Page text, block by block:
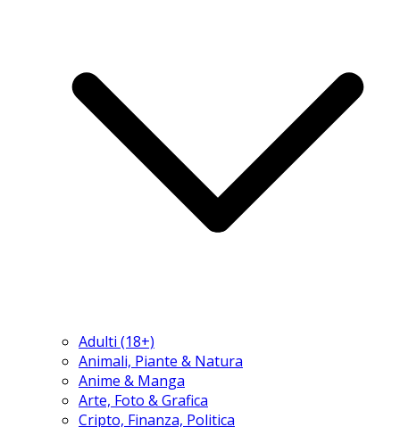
Adulti (18+)
Animali, Piante & Natura
Anime & Manga
Arte, Foto & Grafica
Cripto, Finanza, Politica